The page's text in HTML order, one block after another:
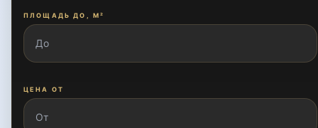
ПЛОЩАДЬ ДО, М²
ЦЕНА ОТ